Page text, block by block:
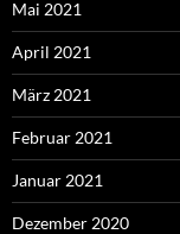
Mai 2021
April 2021
März 2021
Februar 2021
Januar 2021
Dezember 2020